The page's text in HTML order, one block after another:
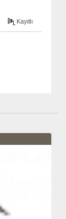
Kayıtlı